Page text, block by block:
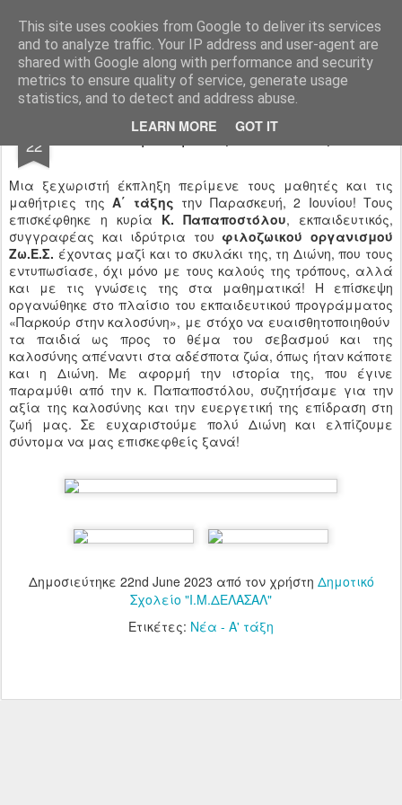
This site uses cookies from Google to deliver its services
and to analyze traffic. Your IP address and user-agent are
shared with Google along with performance and security
metrics to ensure quality of service, generate usage
statistics, and to detect and address abuse.
LEARN MORE GOT IT
Ιδιωτικό Δημοτικό Σχολείο "Ι.Μ.ΔΕΛΑΣΑΛ"
22 «Παρκούρ στην καλοσύνη»
Μια ξεχωριστή έκπληξη περίμενε τους μαθητές και τις
μαθήτριες της Α΄ τάξης την Παρασκευή, 2 Ιουνίου! Τους
επισκέφθηκε η κυρία Κ. Παπαποστόλου, εκπαιδευτικός,
συγγραφέας και ιδρύτρια του φιλοζωικού οργανισμού
Ζω.Ε.Σ. έχοντας μαζί και το σκυλάκι της, τη Διώνη, που τους
εντυπωσίασε, όχι μόνο με τους καλούς της τρόπους, αλλά
και με τις γνώσεις της στα μαθηματικά! Η επίσκεψη
οργανώθηκε στο πλαίσιο του εκπαιδευτικού προγράμματος
«Παρκούρ στην καλοσύνη», με στόχο να ευαισθητοποιηθούν
τα παιδιά ως προς το θέμα του σεβασμού και της
καλοσύνης απέναντι στα αδέσποτα ζώα, όπως ήταν κάποτε
και η Διώνη. Με αφορμή την ιστορία της, που έγινε
παραμύθι από την κ. Παπαποστόλου, συζητήσαμε για την
αξία της καλοσύνης και την ευεργετική της επίδραση στη
ζωή μας. Σε ευχαριστούμε πολύ Διώνη και ελπίζουμε
σύντομα να μας επισκεφθείς ξανά!
Δημοσιεύτηκε 22nd June 2023 από τον χρήστη Δημοτικό
Σχολείο "Ι.Μ.ΔΕΛΑΣΑΛ"
Ετικέτες: Νέα - Α' τάξη